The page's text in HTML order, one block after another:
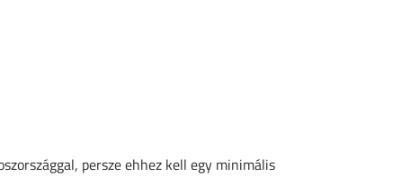
persze ehhez kell egy minimális